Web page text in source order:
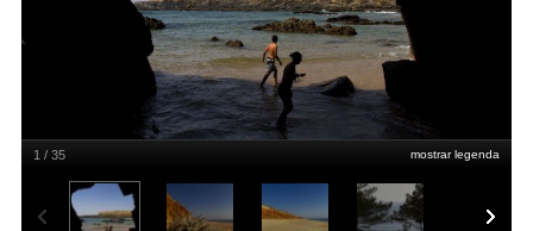
mostrar legenda
1 / 35